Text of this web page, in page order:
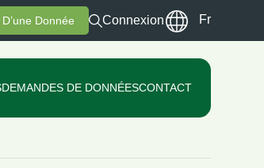
Donnée Connexion Fr
DEMANDES DE DONNÉESCONTACT